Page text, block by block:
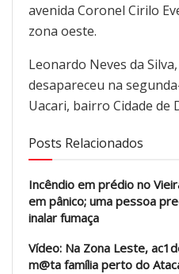
avenida Coronel Cirilo
zona oeste.
Leonardo Neves da
desapareceu na
Uacari, bairro Cidade de
Posts Relacionados
Incêndio em prédio no
em pânico; uma pessoa
inalar fumaça
Vídeo: Na Zona Leste,
m@ta família perto do